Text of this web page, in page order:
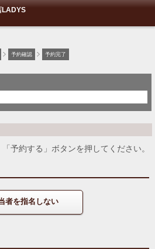
LADYS
予約確認 予約完了
予約する」ボタンを押してください。
者を指名しない